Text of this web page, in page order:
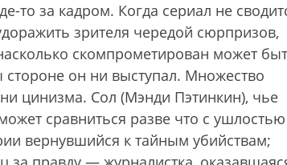
то за кадром. Когда сериал не
зрителя чередой сюрпризов,
скомпрометирован может
он ни выступал. Множество
цинизма. Сол (Мэнди Пэтинкин), чье
сравниться разве что с ушлостью
вернувшийся к тайным убийствам;